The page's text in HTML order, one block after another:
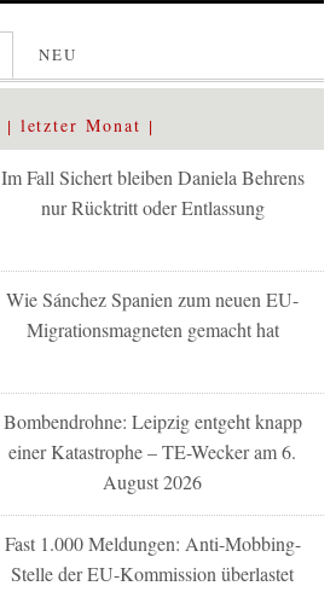
NEU
letzter Monat
Im Fall Sichert bleiben Daniela Behrens
nur Rücktritt oder Entlassung
Wie Sánchez Spanien zum neuen EU-
Migrationsmagneten gemacht hat
Bombendrohne: Leipzig entgeht knapp
einer Katastrophe – TE-Wecker am 6.
August 2026
Fast 1.000 Meldungen: Anti-Mobbing-
Stelle der EU-Kommission überlastet